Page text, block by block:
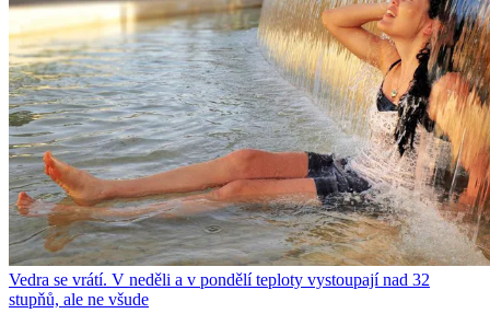
Vedra se vrátí. V neděli a v pondělí teploty vystoupají nad 32
stupňů, ale ne všude